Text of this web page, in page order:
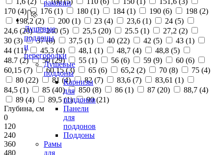
раковин
Душевые
поддоны
и
перегородки
Душевые
поддоны
Карнизы
для
поддонов
Панели
для
поддонов
Поддоны
Рамы
для
170 (4) 176 (1) 180 (1) 184 (1) 190 (6) 198 (2)
198,2 (2) 200 (1) 23 (4) 23,6 (1) 24 (5)
24,6 (20) 240 (5) 25,5 (20) 25.5 (1) 27,2 (2)
30 (3) 37 (6) 37,5 (1) 40 (22) 42 (5) 43 (1)
44 (11) 45,3 (4) 48,1 (1) 48,7 (4) 48,8 (5)
48.7 (2) 50 (29) 55 (1) 56 (6) 59 (9) 60 (6)
60,15 (7) 60.15 (3) 65 (6) 65,2 (2) 70 (8) 75 (4)
80 (22) 81 (4) 82 (7) 83,6 (7) 83,61 (1)
84,5 (1) 85 (40) 850 (8) 86 (1) 87 (20) 88,7 (4)
89 (4) 89,5 (1) 90 (21)
Глубина, см
0
120
240
360
480